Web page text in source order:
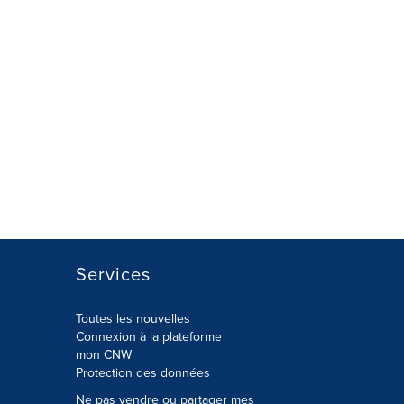
Services
Toutes les nouvelles
Connexion à la plateforme
mon CNW
Protection des données
Ne pas vendre ou partager mes